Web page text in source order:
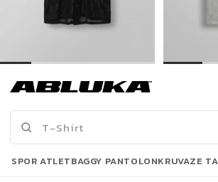
399,00 TL
739,90 TL
Son Bakılanlar
SPOR ATLETBAGGY PANTOLONKRUVAZE